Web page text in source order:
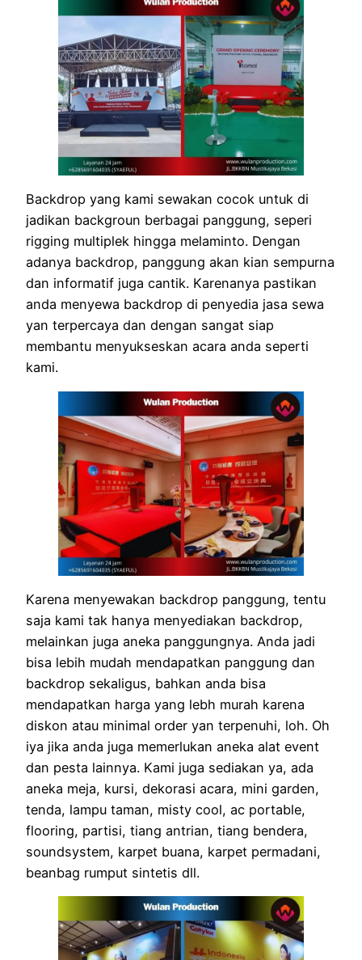
Backdrop yang kami sewakan cocok untuk di
jadikan backgroun berbagai panggung, seperi
rigging multiplek hingga melaminto. Dengan
adanya backdrop, panggung akan kian sempurna
dan informatif juga cantik. Karenanya pastikan
anda menyewa backdrop di penyedia jasa sewa
yan terpercaya dan dengan sangat siap
membantu menyukseskan acara anda seperti
kami.
Karena menyewakan backdrop panggung, tentu
saja kami tak hanya menyediakan backdrop,
melainkan juga aneka panggungnya. Anda jadi
bisa lebih mudah mendapatkan panggung dan
backdrop sekaligus, bahkan anda bisa
mendapatkan harga yang lebh murah karena
diskon atau minimal order yan terpenuhi, loh. Oh
iya jika anda juga memerlukan aneka alat event
dan pesta lainnya. Kami juga sediakan ya, ada
aneka meja, kursi, dekorasi acara, mini garden,
tenda, lampu taman, misty cool, ac portable,
flooring, partisi, tiang antrian, tiang bendera,
soundsystem, karpet buana, karpet permadani,
beanbag rumput sintetis dll.